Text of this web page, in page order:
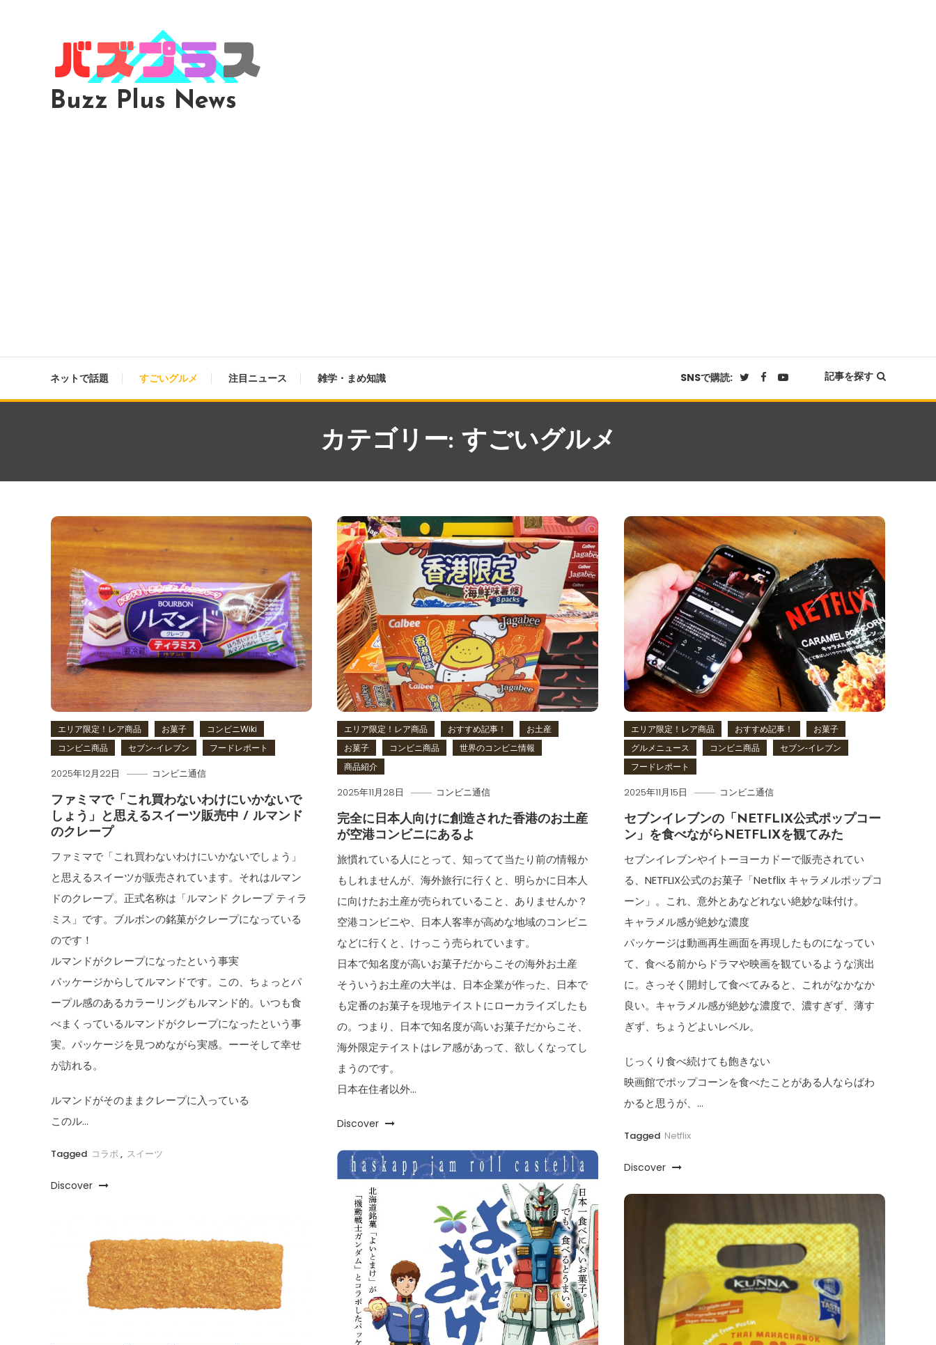
Buzz Plus News
ネットで話題 すごいグルメ 注目ニュース 雑学・まめ知識 SNSで購読: 記事を探す
カテゴリー: すごいグルメ
エリア限定！レア商品 お菓子
コンビニWiki
コンビニ商品
セブン‐イレブン フードレポート
2025年12月22日 コンビニ通信
ファミマで「これ買わないわけにいかないで
しょう」と思えるスイーツ販売中 / ルマンド
のクレープ
ファミマで「これ買わないわけにいかないでしょう」
と思えるスイーツが販売されています。それはルマン
ドのクレープ。正式名称は「ルマンド クレープ ティラ
ミス」です。ブルボンの銘菓がクレープになっている
のです！
ルマンドがクレープになったという事実
パッケージからしてルマンドです。この、ちょっとパ
ープル感のあるカラーリングもルマンド的。いつも食
べまくっているルマンドがクレープになったという事
実。パッケージを見つめながら実感。ーーそして幸せ
が訪れる。
ルマンドがそのままクレープに入っている
このル…
Tagged コラボ , スイーツ
Discover
エリア限定！レア商品 おすすめ記事！
お土産
お菓子
コンビニ商品
世界のコンビニ情報
商品紹介
2025年11月28日 コンビニ通信
完全に日本人向けに創造された香港のお土産
が空港コンビニにあるよ
旅慣れている人にとって、知ってて当たり前の情報か
もしれませんが、海外旅行に行くと、明らかに日本人
に向けたお土産が売られていること、ありませんか？
空港コンビニや、日本人客率が高めな地域のコンビニ
などに行くと、けっこう売られています。
日本で知名度が高いお菓子だからこその海外お土産
そういうお土産の大半は、日本企業が作った、日本で
も定番のお菓子を現地テイストにローカライズしたも
の。つまり、日本で知名度が高いお菓子だからこそ、
海外限定テイストはレア感があって、欲しくなってし
まうのです。
日本在住者以外…
Discover
エリア限定！レア商品 おすすめ記事！
お菓子
グルメニュース
コンビニ商品
セブン‐イレブン
フードレポート
2025年11月15日 コンビニ通信
セブンイレブンの「NETFLIX公式ポップコー
ン」を食べながらNETFLIXを観てみた
セブンイレブンやイトーヨーカドーで販売されてい
る、NETFLIX公式のお菓子「Netflix キャラメルポップコ
ーン」。これ、意外とあなどれない絶妙な味付け。
キャラメル感が絶妙な濃度
パッケージは動画再生画面を再現したものになってい
て、食べる前からドラマや映画を観ているような演出
に。さっそく開封して食べてみると、これがなかなか
良い。キャラメル感が絶妙な濃度で、濃すぎず、薄す
ぎず、ちょうどよいレベル。
じっくり食べ続けても飽きない
映画館でポップコーンを食べたことがある人ならばわ
かると思うが、…
Tagged Netflix
Discover